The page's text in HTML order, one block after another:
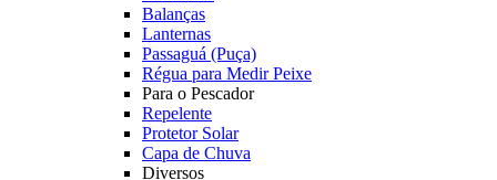
Balanças
Lanternas
Passaguá (Puça)
Régua para Medir Peixe
Para o Pescador
Repelente
Protetor Solar
Capa de Chuva
Diversos